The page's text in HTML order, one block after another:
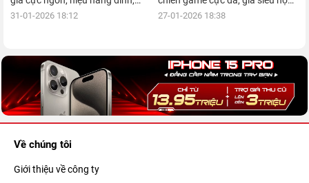
kèm nhiều ưu đãi, mua ngay!
31-01-2026 18:12
lý, mua ngay!
27-01-2026 18:38
Về chúng tôi
Giới thiệu về công ty